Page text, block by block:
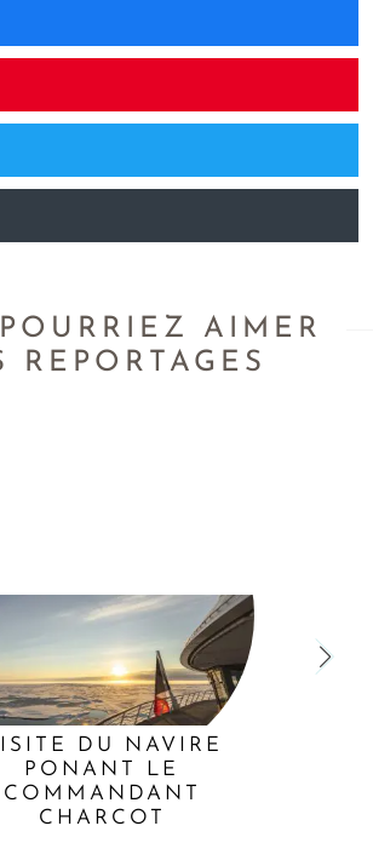
AIMER
REPORTAGES
DU NAVIRE
PONANT LE
COMMANDANT
CHARCOT